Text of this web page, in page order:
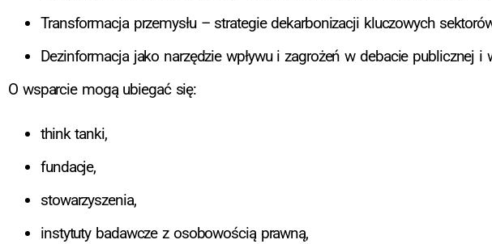
Transformacja przemysłu – strategie dekarbonizacji kluczowych
Dezinformacja jako narzędzie wpływu i zagrożeń w debacie publicznej i
O wsparcie mogą ubiegać się:
think tanki,
fundacje,
stowarzyszenia,
instytuty badawcze z osobowością prawną,